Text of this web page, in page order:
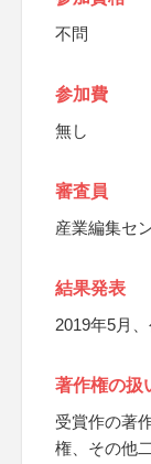
不問
参加費
無し
審査員
産業編集セ
結果発表
2019年5月
著作権の扱
受賞作の著
権、その他